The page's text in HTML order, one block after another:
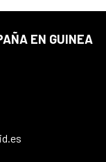
EN GUINEA